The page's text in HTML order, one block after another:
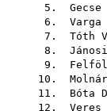
5.
6.
7. Tóth
8.
9.
10.
11. Bóta
12. Veres